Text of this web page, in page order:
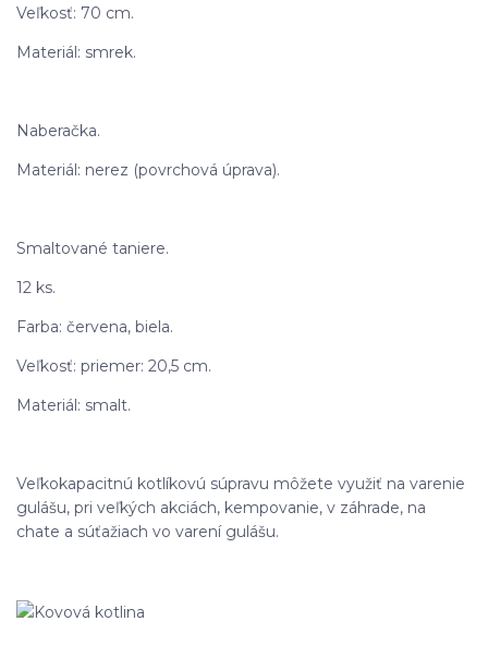
Veľkosť: 70 cm.
Materiál: smrek.
Naberačka.
Materiál: nerez (povrchová úprava).
Smaltované taniere.
12 ks.
Farba: červena, biela.
Veľkosť: priemer: 20,5 cm.
Materiál: smalt.
Veľkokapacitnú kotlíkovú súpravu môžete využiť na varenie
gulášu, pri veľkých akciách, kempovanie, v záhrade, na
chate a súťažiach vo varení gulášu.